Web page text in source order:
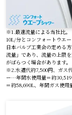
※1.最適流量による当社比
10L/分とコンフォートウエ
日本バルブ工業会の定める
流量」であり、流量の上限
がばらつく場合があります。
※2.水道代約7,500円、ガス
ー…年間水使用量＝約
＝約58,690L、年間ガス使用